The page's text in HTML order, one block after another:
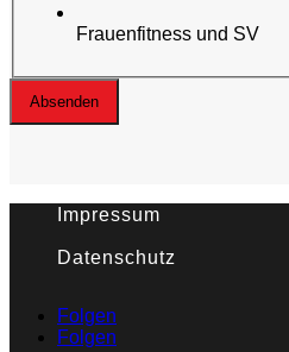
Frauenfitness und SV
Absenden
Impressum
Datenschutz
Folgen
Folgen